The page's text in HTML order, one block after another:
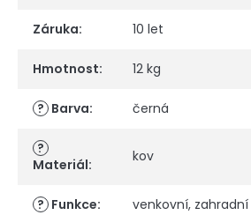
Záruka: 10 let
Hmotnost: 12 kg
? Barva: černá
?
Materiál: kov
? Funkce: venkovní, zahradní